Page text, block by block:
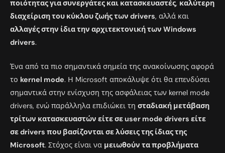
ποιότητας για συνεργάτες και κατασκευαστές, καλύτερη
διαχείριση του κύκλου ζωής των drivers, αλλά και
αλλαγές στην ίδια την αρχιτεκτονική των Windows
drivers.
Ένα από τα πιο σημαντικά σημεία της ανακοίνωσης αφορά
το kernel mode. Η Microsoft αποκάλυψε ότι θα επενδύσει
σημαντικά στην ενίσχυση της ασφάλειας των kernel mode
drivers, ενώ παράλληλα επιδιώκει τη σταδιακή μετάβαση
τρίτων κατασκευαστών είτε σε user mode drivers είτε
σε drivers που βασίζονται σε λύσεις της ίδιας της
Microsoft. Στόχος είναι να μειωθούν τα προβλήματα